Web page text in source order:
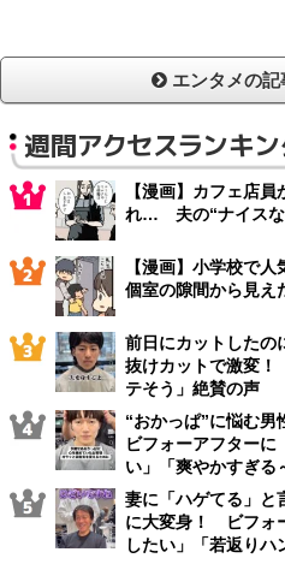
エンタメの記
週間アクセスランキ
【漫画】カフェ店
れ… 夫の“ナイスな
【漫画】小学校で
個室の隙間から見え
前日にカットした
抜けカットで激変
テそう」絶賛の声
“おかっぱ”に悩む
ビフォーアフターに
い」「爽やかすぎる
妻に「ハゲてる」
に大変身！ ビフォ
したい」「若返りハ